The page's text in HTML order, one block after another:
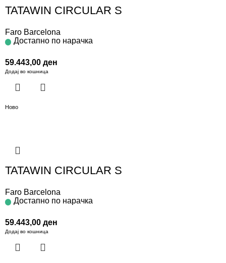
TATAWIN CIRCULAR S
Faro Barcelona
Достапно по нарачка
59.443,00 ден
Додај во кошница
Ново
TATAWIN CIRCULAR S
Faro Barcelona
Достапно по нарачка
59.443,00 ден
Додај во кошница